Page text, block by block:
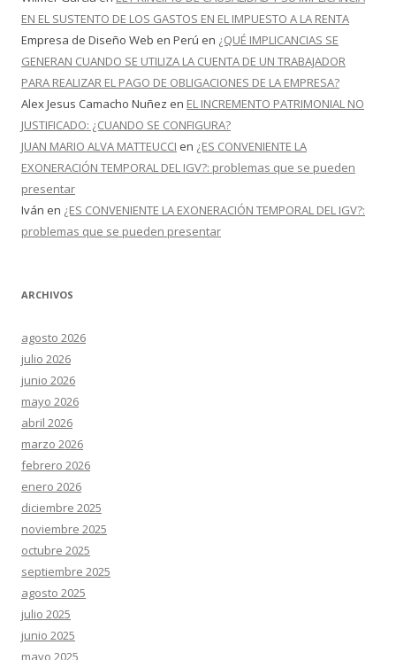
EN EL SUSTENTO DE LOS GASTOS EN EL IMPUESTO A LA RENTA
Empresa de Diseño Web en Perú en ¿QUÉ IMPLICANCIAS SE
GENERAN CUANDO SE UTILIZA LA CUENTA DE UN TRABAJADOR
PARA REALIZAR EL PAGO DE OBLIGACIONES DE LA EMPRESA?
Alex Jesus Camacho Nuñez en EL INCREMENTO PATRIMONIAL NO
JUSTIFICADO: ¿CUANDO SE CONFIGURA?
JUAN MARIO ALVA MATTEUCCI en ¿ES CONVENIENTE LA
EXONERACIÓN TEMPORAL DEL IGV?: problemas que se pueden
presentar
Iván en ¿ES CONVENIENTE LA EXONERACIÓN TEMPORAL DEL IGV?:
problemas que se pueden presentar
ARCHIVOS
agosto 2026
julio 2026
junio 2026
mayo 2026
abril 2026
marzo 2026
febrero 2026
enero 2026
diciembre 2025
noviembre 2025
octubre 2025
septiembre 2025
agosto 2025
julio 2025
junio 2025
mayo 2025